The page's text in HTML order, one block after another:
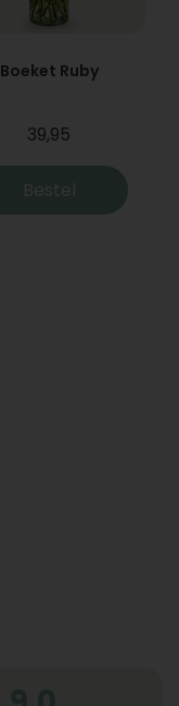
Boeket Ruby
39,95
Bestel